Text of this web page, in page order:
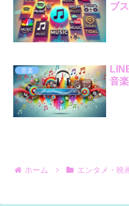
ブ
音楽
音
ホーム エンタメ・映